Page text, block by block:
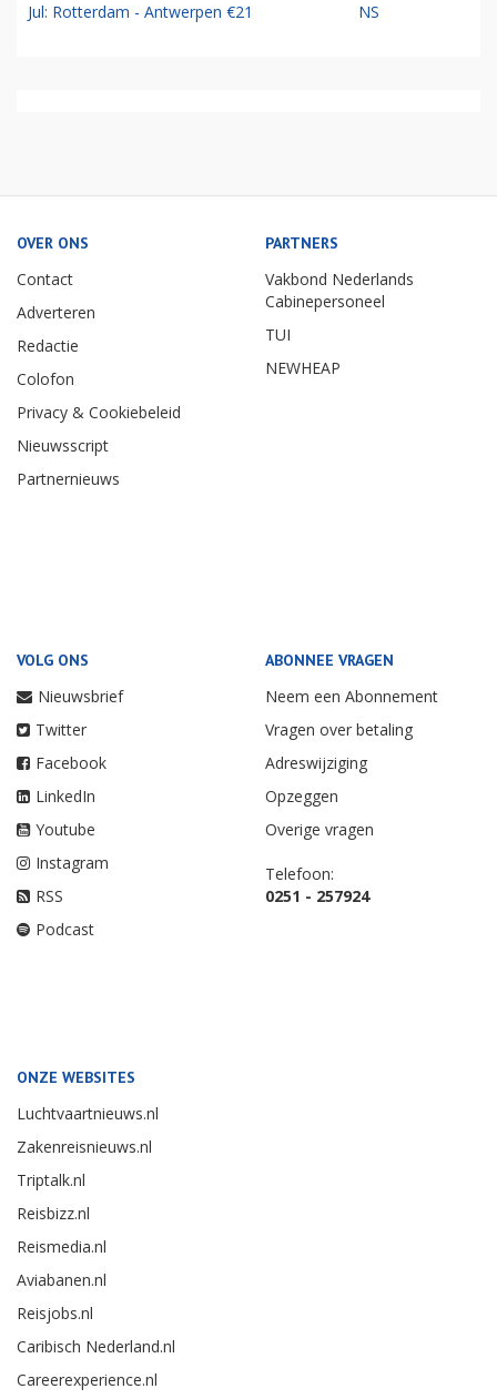
Jul: Rotterdam - Antwerpen €21 NS
OVER ONS
Contact
Adverteren
Redactie
Colofon
Privacy & Cookiebeleid
Nieuwsscript
Partnernieuws
PARTNERS
Vakbond Nederlands
Cabinepersoneel
TUI
NEWHEAP
VOLG ONS
Nieuwsbrief
Twitter
Facebook
LinkedIn
Youtube
Instagram
RSS
Podcast
ABONNEE VRAGEN
Neem een Abonnement
Vragen over betaling
Adreswijziging
Opzeggen
Overige vragen
Telefoon:
0251 - 257924
ONZE WEBSITES
Luchtvaartnieuws.nl
Zakenreisnieuws.nl
Triptalk.nl
Reisbizz.nl
Reismedia.nl
Aviabanen.nl
Reisjobs.nl
Caribisch Nederland.nl
Careerexperience.nl